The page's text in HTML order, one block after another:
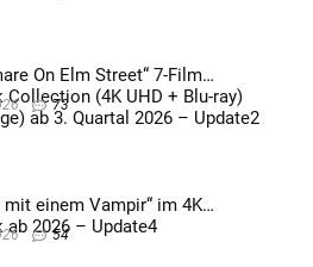
On Elm Street“ 7-Film
Collection (4K UHD + Blu-ray)
ab 3. Quartal 2026 – Update2
73
mit einem Vampir“ im 4K
ab 2026 – Update4
54